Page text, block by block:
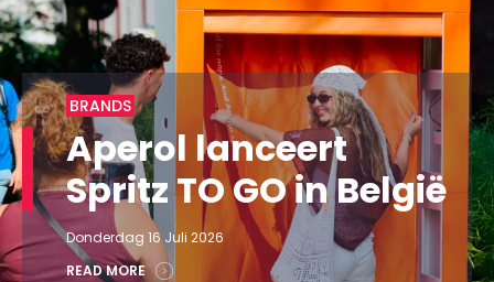
BRANDS
Aperol lanceert
Spritz TO GO in België
Donderdag 16 Juli 2026
READ MORE